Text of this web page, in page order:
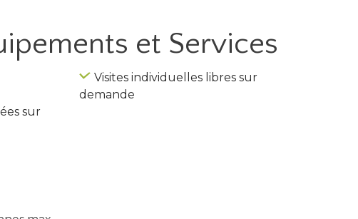
et Services
sur
Visites individuelles libres sur
demande